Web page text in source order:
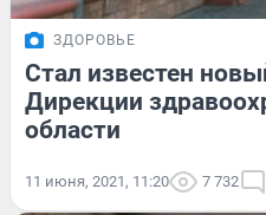
ЗДОРОВЬЕ
Стал известен
Дирекции
области
11 июня, 2021, 11:20 7 732